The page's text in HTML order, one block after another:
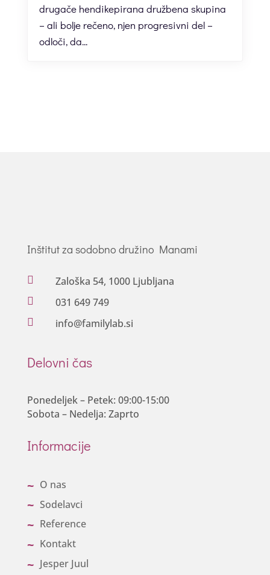
drugače hendikepirana družbena skupina
– ali bolje rečeno, njen progresivni del –
odloči, da...
Inštitut za sodobno družino Manami
 Zaloška 54, 1000 Ljubljana
 031 649 749
 info@familylab.si
Delovni čas
Ponedeljek – Petek: 09:00-15:00
Sobota – Nedelja: Zaprto
Informacije
O nas
Sodelavci
Reference
Kontakt
Jesper Juul